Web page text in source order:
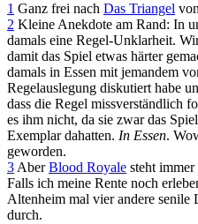
1 Ganz frei nach Das Triangel
2 Kleine Anekdote am Rand: In
damals eine Regel-Unklarheit.
damit das Spiel etwas härter
damals in Essen mit jemandem
Regelauslegung diskutiert habe
dass die Regel missverständlich
es ihm nicht, da sie zwar das
Exemplar dahatten. In Essen.
geworden.
3AberBlood Royale steht
Falls ich meine Rente noch
Altenheim mal vier andere senile
durch.